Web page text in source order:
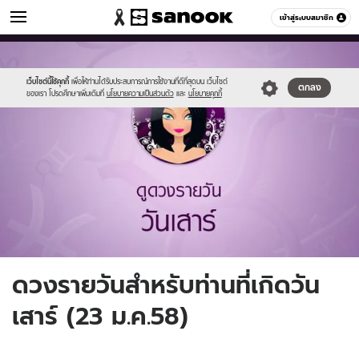
เข้าสู่ระบบสมาชิก
ดูดวง หมวดอื่นๆ
เว็บไซต์นี้ใช้คุกกี้ เพื่อให้ท่านได้รับประสบการณ์การใช้งานที่ดีที่สุดบน เว็บไซต์
ของเรา โปรดศึกษาเพิ่มเติมที่ นโยบายความเป็นส่วนตัว และ นโยบายคุกกี้
ตกลง
new-
sanook.png
ดวงรายวันสำหรับท่านที่เกิดวัน
เสาร์ (23 ม.ค.58)